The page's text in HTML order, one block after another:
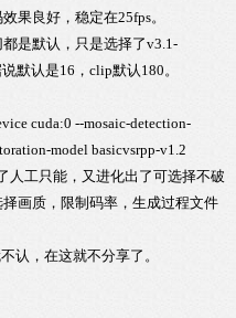
果良好，稳定在25fps。
是默认，只是选择了v3.1-
默认是16，clip默认180。
cuda:0 --mosaic-detection-
model basicvsrpp-v1.2
人工只能，又进化出了可选择不破
画质，限制码率，生成过程文件
认，在这就不分享了。